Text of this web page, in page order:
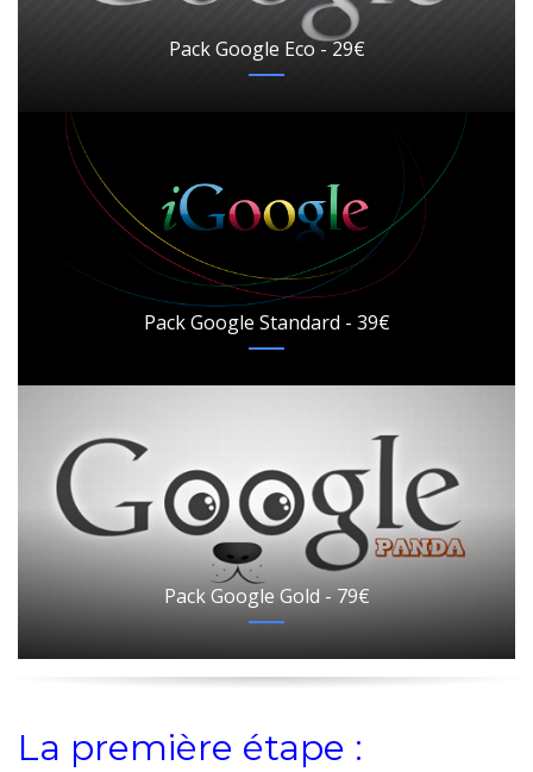
Pack Google Eco - 29€
Pack Google Standard - 39€
Pack Google Gold - 79€
La première étape :